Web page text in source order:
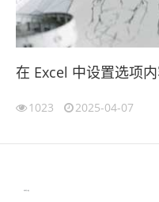
在 Excel 中设置选项
1023 2025-04-07